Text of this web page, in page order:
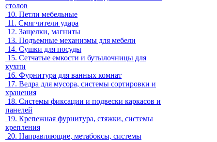
столов
10. Петли мебельные
11. Смягчители удара
12. Защелки, магниты
13. Подъемные механизмы для мебели
14. Сушки для посуды
15. Сетчатые емкости и бутылочницы для
кухни
16. Фурнитура для ванных комнат
17. Ведра для мусора, системы сортировки и
хранения
18. Системы фиксации и подвески каркасов и
панелей
19. Крепежная фурнитура, стяжки, системы
крепления
20. Направляющие, метабоксы, системы